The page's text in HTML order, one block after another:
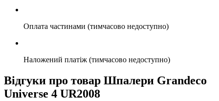
Оплата частинами (тимчасово недоступно)
Наложений платіж (тимчасово недоступно)
Відгуки про товар Шпалери Grandeco
Universe 4 UR2008